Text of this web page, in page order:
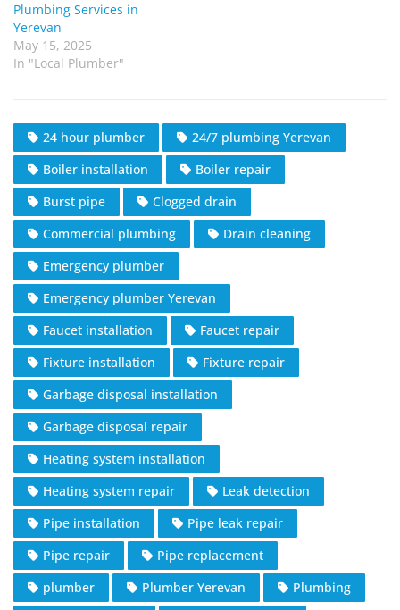
Plumbing Services in
Yerevan
May 15, 2025
In "Local Plumber"
24 hour plumber
24/7 plumbing Yerevan
Boiler installation
Boiler repair
Burst pipe
Clogged drain
Commercial plumbing
Drain cleaning
Emergency plumber
Emergency plumber Yerevan
Faucet installation
Faucet repair
Fixture installation
Fixture repair
Garbage disposal installation
Garbage disposal repair
Heating system installation
Heating system repair
Leak detection
Pipe installation
Pipe leak repair
Pipe repair
Pipe replacement
plumber
Plumber Yerevan
Plumbing